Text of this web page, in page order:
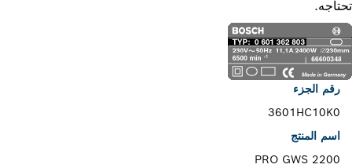
رقم الجزء
3601HC10K0
اسم المنتج
PRO GWS 2200